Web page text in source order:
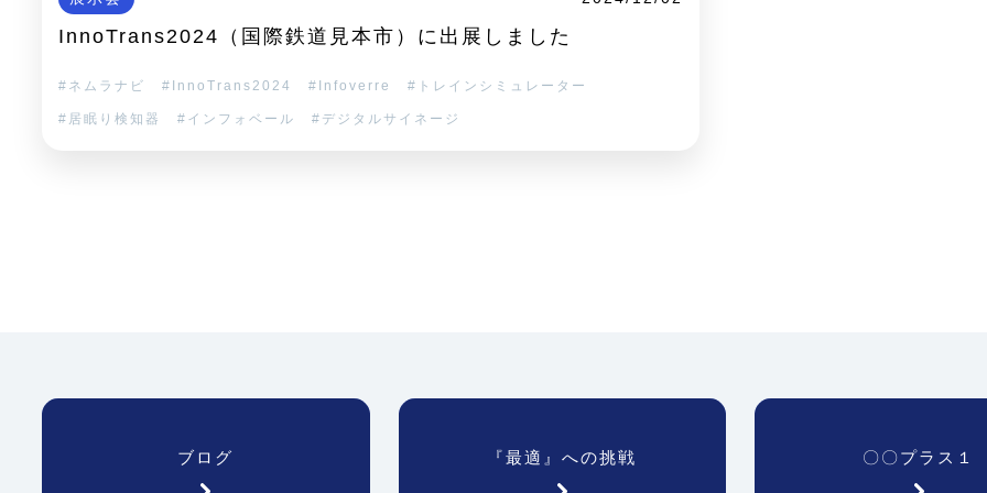
InnoTrans2024（国際鉄道見本市）に出展しました
ネムラナビ InnoTrans2024 Infoverre トレインシミュレーター
居眠り検知器 インフォベール デジタルサイネージ
ブログ 『最適』への挑戦 〇〇プラス１